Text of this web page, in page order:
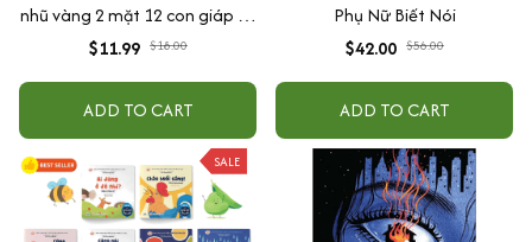
nhũ vàng 2 mặt 12 con giáp và
phật bản mệnh, để ốp lưng
quang
$11.99 $18.00
ADD TO CART
Phụ Nữ Biết Nói
$42.00 $56.00
ADD TO CART
SALE